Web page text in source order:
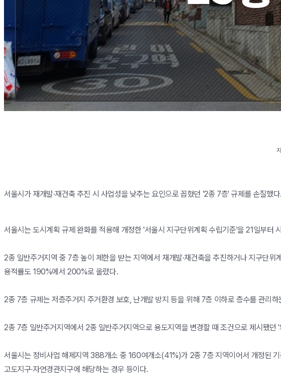
서울시가 재개발·재건축 추진 시 사업성을 낮추는 요인으로 꼽혔던 '2종 7층' 규제를 손질했다.
서울시는 도시계획 규제 완화를 적용해 개정한 '서울시 지구단위계획 수립기준'을 21일부터
2종 일반주거지역 중 7층 높이 제한을 받는 지역에서 재개발·재건축을 추진하거나 지구단
용적률도 190%에서 200%로 올렸다.
2종 7층 규제는 저층주거지 주거환경 보호, 난개발 방지 등을 위해 7층 이하로 층수를 관리
2종 7층 일반주거지역에서 2종 일반주거지역으로 용도지역을 변경할 때 조건으로 제시됐
서울시는 정비사업 해제지역 388개소 중 160여개소(41%)가 2종 7층 지역이어서 개정된
고도지구·자연경관지구에 해당하는 경우 등이다.